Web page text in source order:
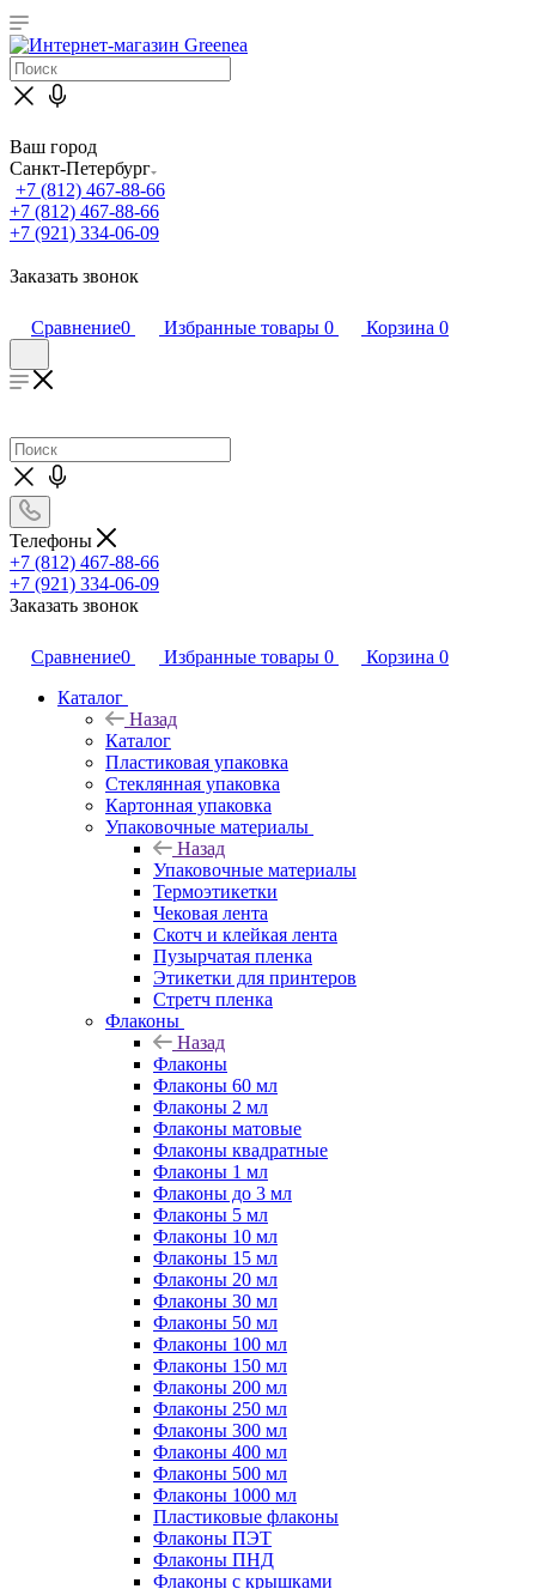
Ваш город
Санкт-Петербург
+7 (812) 467-88-66
+7 (812) 467-88-66
+7 (921) 334-06-09
Заказать звонок
Сравнение0 Избранные товары 0 Корзина 0
Телефоны
+7 (812) 467-88-66
+7 (921) 334-06-09
Заказать звонок
Сравнение0 Избранные товары 0 Корзина 0
Каталог
Назад
Каталог
Пластиковая упаковка
Стеклянная упаковка
Картонная упаковка
Упаковочные материалы
Назад
Упаковочные материалы
Термоэтикетки
Чековая лента
Скотч и клейкая лента
Пузырчатая пленка
Этикетки для принтеров
Стретч пленка
Флаконы
Назад
Флаконы
Флаконы 60 мл
Флаконы 2 мл
Флаконы матовые
Флаконы квадратные
Флаконы 1 мл
Флаконы до 3 мл
Флаконы 5 мл
Флаконы 10 мл
Флаконы 15 мл
Флаконы 20 мл
Флаконы 30 мл
Флаконы 50 мл
Флаконы 100 мл
Флаконы 150 мл
Флаконы 200 мл
Флаконы 250 мл
Флаконы 300 мл
Флаконы 400 мл
Флаконы 500 мл
Флаконы 1000 мл
Пластиковые флаконы
Флаконы ПЭТ
Флаконы ПНД
Флаконы с крышками